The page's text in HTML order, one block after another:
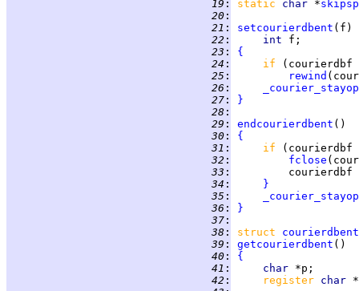
  19
: static char *
  20
:
  21
: setcourierdbent
  22
: int
  23
:
{
  24
: if
  25
:
rewind
  26
:
  27
:
}
  28
:
  29
: endcourierdbent
  30
:
{
  31
: if
  32
:
fclose
  33
:
  34
:
}
  35
:
  36
:
}
  37
:
  38
: struct
courierdbent
  39
: getcourierdbent
  40
:
{
  41
: char
  42
: register char